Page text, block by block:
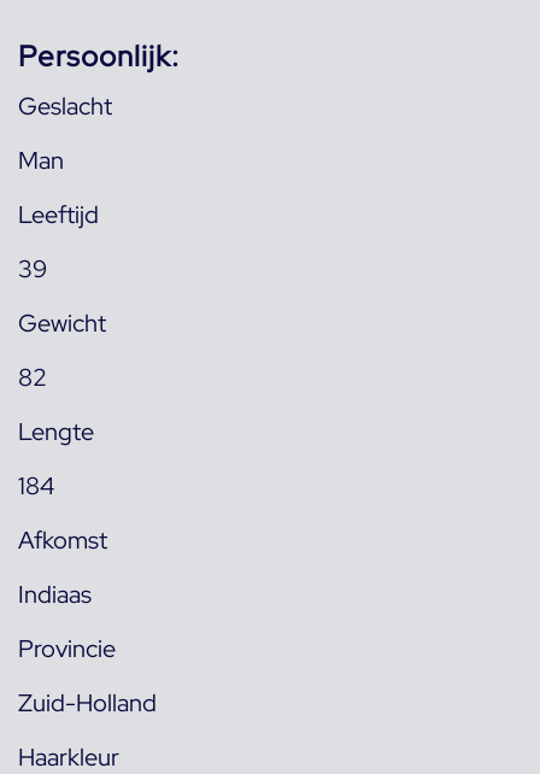
Persoonlijk:
Geslacht
Man
Leeftijd
39
Gewicht
82
Lengte
184
Afkomst
Indiaas
Provincie
Zuid-Holland
Haarkleur